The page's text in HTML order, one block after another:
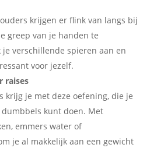
krijgen er flink van langs bij
greep van je handen te
je verschillende spieren aan en
voor jezelf.
raises
krijg je met deze oefening, die je
kunt doen. Met
emmers water of
je al makkelijk aan een gewicht